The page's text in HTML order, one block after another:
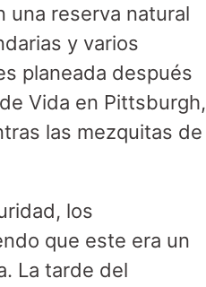
una reserva natural
y varios
planeada después
Vida en Pittsburgh,
las mezquitas de
los
que este era un
La tarde del